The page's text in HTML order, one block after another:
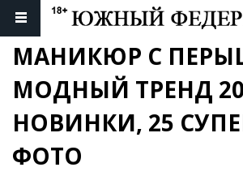
МАНИКЮР С
МОДНЫЙ ТРЕНД
НОВИНКИ, 25
ФОТО